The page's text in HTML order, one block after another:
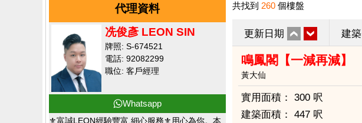
代理資料
冼俊彥 LEON SIN
牌照: S-674521
電話: 92082299
職位: 客戶經理
Whatsapp
⚜️富誠LEON經驗豐富,細心服務⚜️用心為你。本
共找到 260 個樓盤
更新日期 建築
鳴鳳閣【一減再減】
黃大仙
實用面積：
300 呎
建築面積：
447 呎